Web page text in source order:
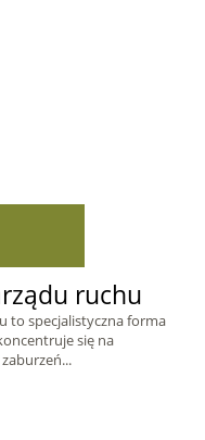
ruchu
to specjalistyczna forma
się na